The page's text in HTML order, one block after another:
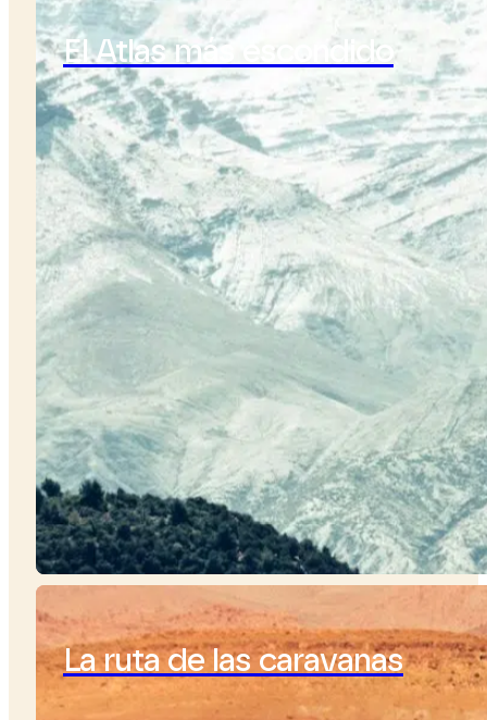
El Atlas más escondido
La ruta de las caravanas